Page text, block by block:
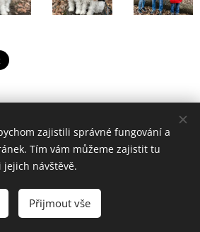
Cookies
zajistili správné fungování a
Tím vám můžeme zajistit tu
návštěvě.
Přijmout vše